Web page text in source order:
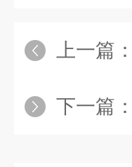
上一篇：
下一篇：